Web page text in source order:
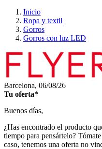
Inicio
Ropa y textil
Gorros
Gorros con luz LED
Barcelona, 06/08/26
Tu oferta*
Buenos días,
¿Has encontrado el producto
tiempo para pensártelo?
caso, tenemos una oferta no